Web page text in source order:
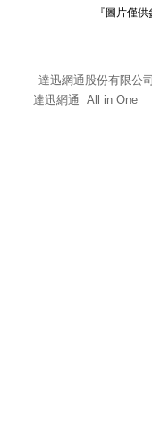
『圖片僅
達迅網通股份有限公
達迅網通 All in One